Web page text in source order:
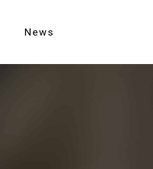
News